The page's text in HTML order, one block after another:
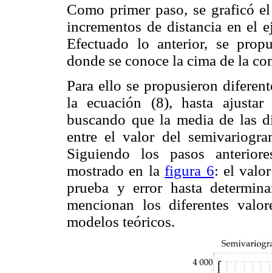
Como primer paso, se graficó
incrementos de distancia en el
Efectuado lo anterior, se
donde se conoce la cima de la
Para ello se propusieron
la ecuación (8), hasta ajustar
buscando que la media de las
entre el valor del
Siguiendo los pasos
mostrado en lafigura 6: el
prueba y error hasta
mencionan los diferentes
modelos teóricos.